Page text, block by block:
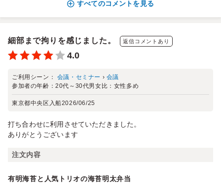
すべてのコメントを見る
細部まで拘りを感じました。 返信コメントあり
4.0
ご利用シーン： 会議・セミナー › 会議
参加者の年齢：20代～30代男女比： 女性多め
東京都中央区入船2026/06/25
打ち合わせに利用させていただきました。
ありがとうございます
注文内容
有明海苔と人気トリオの海苔明太弁当